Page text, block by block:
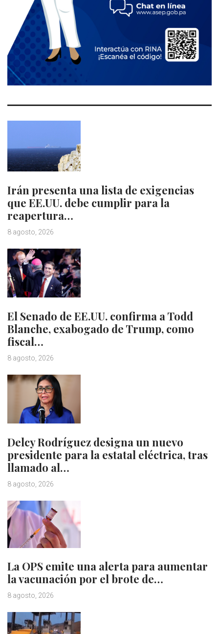
Irán presenta una lista de exigencias
que EE.UU. debe cumplir para la
reapertura…
8 agosto, 2026
El Senado de EE.UU. confirma a Todd
Blanche, exabogado de Trump, como
fiscal…
8 agosto, 2026
Delcy Rodríguez designa un nuevo
presidente para la estatal eléctrica, tras
llamado al…
8 agosto, 2026
La OPS emite una alerta para aumentar
la vacunación por el brote de…
8 agosto, 2026